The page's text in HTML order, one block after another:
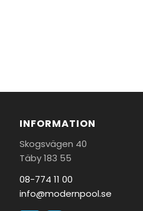
INFORMATION
Skogsvägen 40
Täby 183 55
08-774 11 00
info@modernpool.se